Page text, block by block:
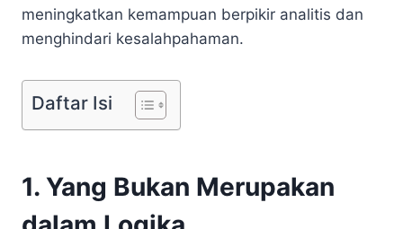
meningkatkan kemampuan berpikir analitis dan
menghindari kesalahpahaman.
Daftar Isi
1. Yang Bukan Merupakan